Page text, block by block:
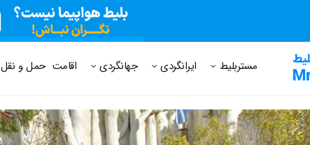
مستر بلیط پرسش های متداول
مستربلیط ایرانگردی جهانگردی اقامت حمل و نقل